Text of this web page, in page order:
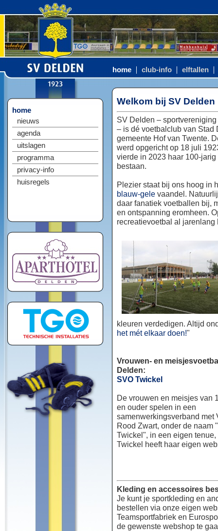
home club-info elftallen
home
nieuws
agenda
uitslagen
programma
privacy-info
huisregels
Welkom bij SV Delden
SV Delden –
– is dé voetbalclub van Stad
gemeente Hof van Twente.
werd opgericht op 18 juli
vierde in 2023 haar 100-jarig
bestaan.
Plezier staat bij ons hoog in
blauw-gele vaandel.
daar fanatiek voetballen bij,
en ontspanning eromheen.
recreatievoetbal al jarenlang
kleuren verdedigen. Altijd
het mét elkaar doen!"
Vrouwen- en
Delden:
SVO Twickel
De vrouwen en meisjes van
en ouder spelen in een
samenwerkingsverband met
Rood Zwart, onder de naam
Twickel", in een eigen
Twickel heeft haar eigen
Kleding en accessoires
Je kunt je sportkleding en
bestellen via onze eigen
Teamsportfabriek en
de gewenste webshop te